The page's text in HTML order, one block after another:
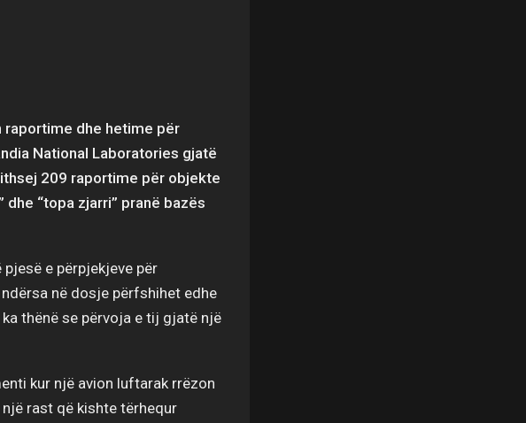
raportime dhe hetime për
National Laboratories gjatë
209 raportime për objekte
“topa zjarri” pranë bazës
e përpjekjeve për
në dosje përfshihet edhe
thënë se përvoja e tij gjatë një
kur një avion luftarak rrëzon
rast që kishte tërhequr